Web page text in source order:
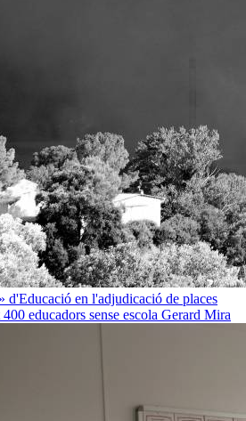
d'Educació en l'adjudicació de places
educadors sense escola Gerard Mira